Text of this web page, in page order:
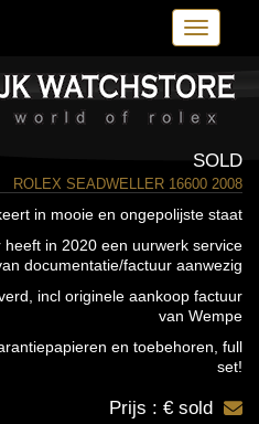
Toggle
SOLD
ROLEX SEADWELLER 16600 2008
in mooie en ongepolijste staat
in 2020 een uurwerk service
documentatie/factuur aanwezig
incl originele aankoop factuur
van Wempe
en toebehoren, full
set!
Prijs : € sold